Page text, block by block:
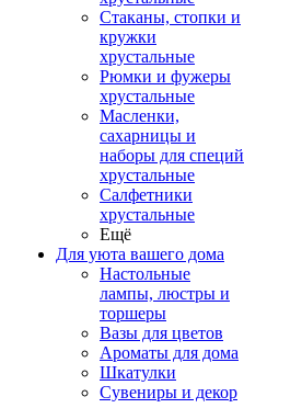
Стаканы, стопки и
кружки
хрустальные
Рюмки и фужеры
хрустальные
Масленки,
сахарницы и
наборы для специй
хрустальные
Салфетники
хрустальные
Ещё
Для уюта вашего дома
Настольные
лампы, люстры и
торшеры
Вазы для цветов
Ароматы для дома
Шкатулки
Сувениры и декор